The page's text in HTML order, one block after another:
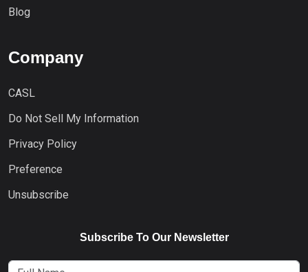
Blog
Company
CASL
Do Not Sell My Information
Privacy Policy
Preference
Unsubscribe
Subscribe To Our Newsletter